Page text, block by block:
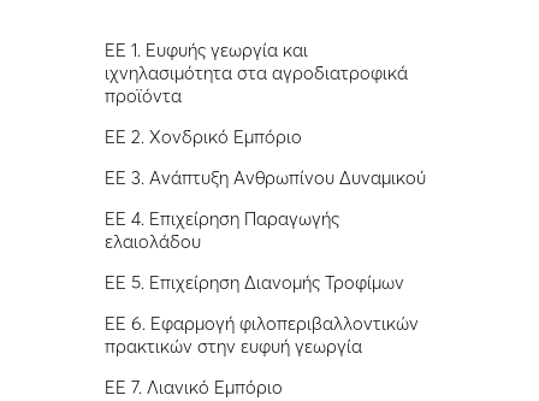
ΕΕ 1. Ευφυής γεωργία και
ιχνηλασιμότητα στα αγροδιατροφικά
προϊόντα
ΕΕ 2. Χονδρικό Εμπόριο
ΕΕ 3. Ανάπτυξη Ανθρωπίνου Δυναμικού
ΕΕ 4. Επιχείρηση Παραγωγής
ελαιολάδου
ΕΕ 5. Επιχείρηση Διανομής Τροφίμων
ΕΕ 6. Εφαρμογή φιλοπεριβαλλοντικών
πρακτικών στην ευφυή γεωργία
ΕΕ 7. Λιανικό Εμπόριο